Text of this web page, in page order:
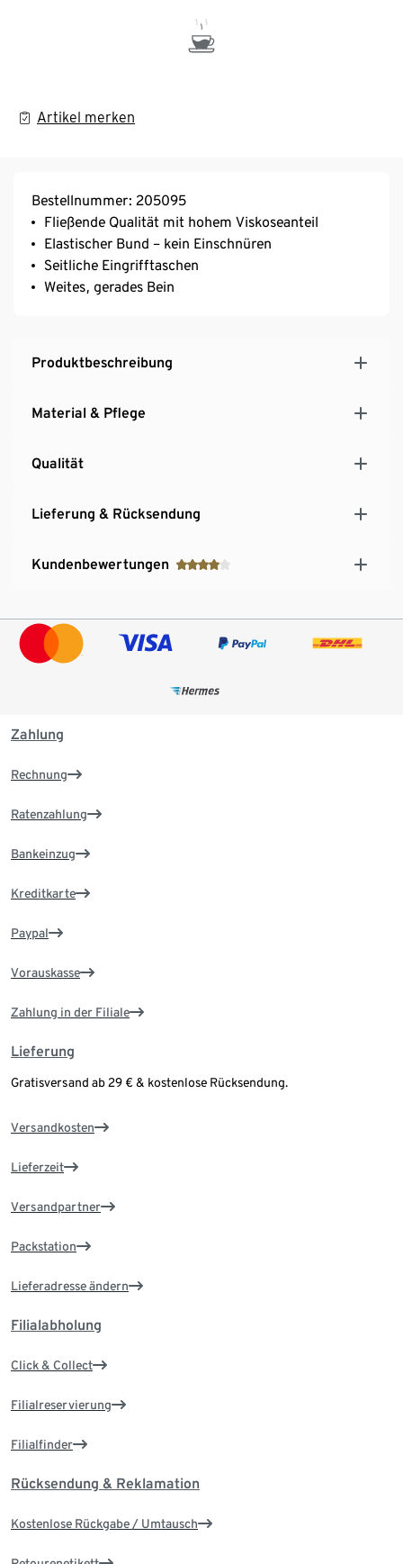
Artikel merken
Bestellnummer: 205095
Fließende Qualität mit hohem Viskoseanteil
Elastischer Bund – kein Einschnüren
Seitliche Eingrifftaschen
Weites, gerades Bein
Produktbeschreibung
Material & Pflege
Qualität
Lieferung & Rücksendung
Kundenbewertungen
Zahlung
Rechnung
Ratenzahlung
Bankeinzug
Kreditkarte
Paypal
Vorauskasse
Zahlung in der Filiale
Lieferung
Gratisversand ab 29 € & kostenlose Rücksendung.
Versandkosten
Lieferzeit
Versandpartner
Packstation
Lieferadresse ändern
Filialabholung
Click & Collect
Filialreservierung
Filialfinder
Rücksendung & Reklamation
Kostenlose Rückgabe / Umtausch